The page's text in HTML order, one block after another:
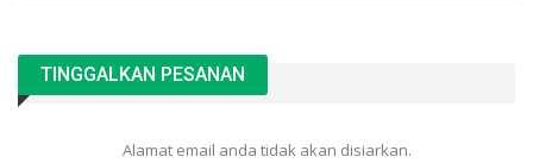
TINGGALKAN PESANAN
Alamat email anda tidak akan disiarkan.